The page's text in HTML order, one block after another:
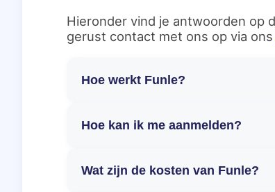
Hieronder vind je antwoorden op
gerust contact met ons op via ons
Hoe werkt Funle?
Hoe kan ik me aanmelden?
Wat zijn de kosten van Funle?